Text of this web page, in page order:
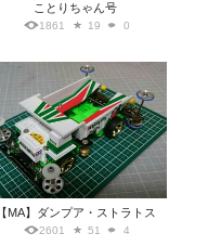
ことりちゃん号
1861 19 0
【MA】ダンプア・ストラトス
2601 51 4